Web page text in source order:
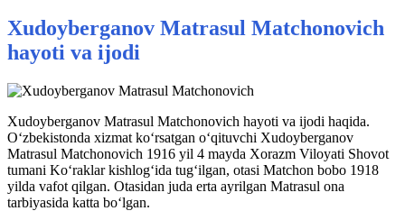
Xudoyberganov Matrasul Matchonovich
hayoti va ijodi
Xudoyberganov Matrasul Matchonovich hayoti va ijodi haqida.
O‘zbekistonda xizmat ko‘rsatgan o‘qituvchi Xudoyberganov
Matrasul Matchonovich 1916 yil 4 mayda Xorazm Viloyati Shovot
tumani Ko‘raklar kishlog‘ida tug‘ilgan, otasi Matchon bobo 1918
yilda vafot qilgan. Otasidan juda erta ayrilgan Matrasul ona
tarbiyasida katta bo‘lgan.